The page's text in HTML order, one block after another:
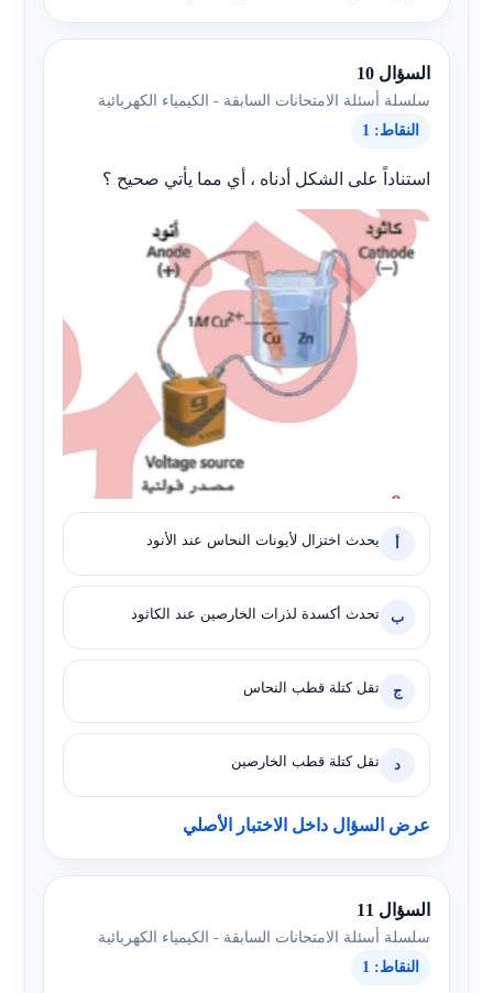
السؤال 10
سلسلة أسئلة الامتحانات السابقة - الكيمياء الكهربائية
النقاط: 1
استناداً على الشكل أدناه ، أي مما يأتي صحيح ؟
يحدث اختزال لأيونات النحاس عند الأنود
ب تحدث أكسدة لذرات الخارصين عند الكاثود
ج تقل كتلة قطب النحاس
د تقل كتلة قطب الخارصين
عرض السؤال داخل الاختبار الأصلي
السؤال 11
سلسلة أسئلة الامتحانات السابقة - الكيمياء الكهربائية
النقاط: 1